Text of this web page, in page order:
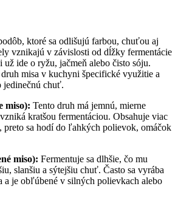
ktoré sa odlišujú farbou, chuťou aj
vznikajú v závislosti od dĺžky fermentácie
ide o ryžu, jačmeň alebo čisto sóju.
misa v kuchyni špecifické využitie a
jedinečnú chuť.
miso): Tento druh má jemnú, mierne
kratšou fermentáciou. Obsahuje viac
preto sa hodí do ľahkých polievok, omáčok
miso): Fermentuje sa dlhšie, čo mu
slanšiu a sýtejšiu chuť. Často sa vyrába
a je obľúbené v silných polievkach alebo